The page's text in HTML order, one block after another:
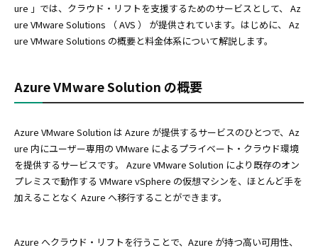
ure 」では、クラウド・リフトを支援するためのサービスとして、 Az
ure VMware Solutions （ AVS ） が提供されています。はじめに、 Az
ure VMware Solutions の概要と料金体系について解説します。
Azure VMware Solution の概要
Azure VMware Solution は Azure が提供するサービスのひとつで、Az
ure 内にユーザー専用の VMware によるプライベート・クラウド環境
を提供するサービスです。 Azure VMware Solution により既存のオン
プレミスで動作する VMware vSphere の仮想マシンを、ほとんど手を
加えることなく Azure へ移行することができます。
Azure へクラウド・リフトを行うことで、Azure が持つ高い可用性、